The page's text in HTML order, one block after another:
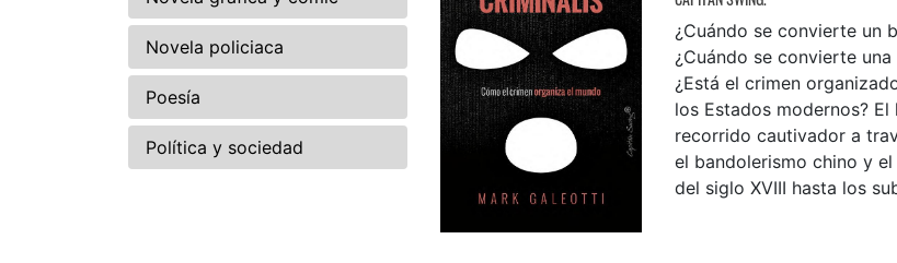
Novela policiaca
Poesía
Política y sociedad
¿Cuándo se convierte un
¿Cuándo se convierte
¿Está el crimen
los Estados modernos?
recorrido cautivador a
el bandolerismo chino y
del siglo XVIII hasta los